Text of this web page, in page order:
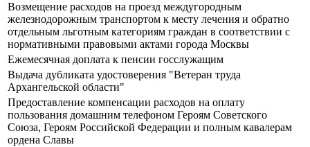
Возмещение расходов на проезд междугородным
железнодорожным транспортом к месту лечения и обратно
отдельным льготным категориям граждан в соответствии с
нормативными правовыми актами города Москвы
Ежемесячная доплата к пенсии госслужащим
Выдача дубликата удостоверения "Ветеран труда
Архангельской области"
Предоставление компенсации расходов на оплату
пользования домашним телефоном Героям Советского
Союза, Героям Российской Федерации и полным кавалерам
ордена Славы